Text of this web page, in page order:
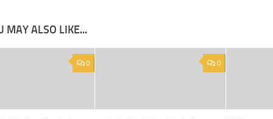
MAY ALSO LIKE...
0 0